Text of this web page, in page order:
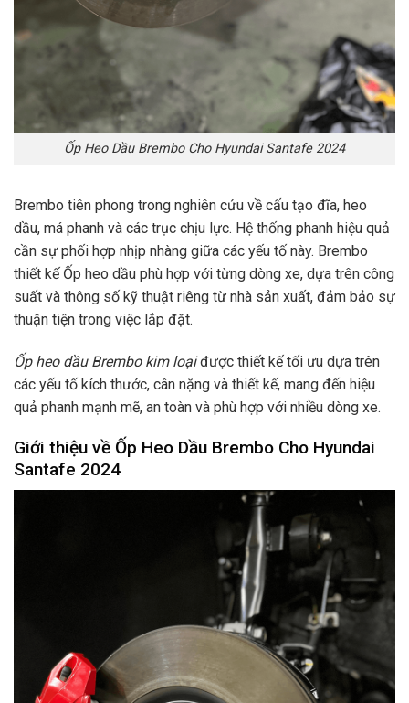
Ốp Heo Dầu Brembo Cho Hyundai Santafe 2024
Brembo tiên phong trong nghiên cứu về cấu tạo đĩa, heo
dầu, má phanh và các trục chịu lực. Hệ thống phanh hiệu quả
cần sự phối hợp nhịp nhàng giữa các yếu tố này. Brembo
thiết kế Ốp heo dầu phù hợp với từng dòng xe, dựa trên công
suất và thông số kỹ thuật riêng từ nhà sản xuất, đảm bảo sự
thuận tiện trong việc lắp đặt.
Ốp heo dầu Brembo kim loạiđược thiết kế tối ưu dựa trên
các yếu tố kích thước, cân nặng và thiết kế, mang đến hiệu
quả phanh mạnh mẽ, an toàn và phù hợp với nhiều dòng xe.
Giới thiệu về Ốp Heo Dầu Brembo Cho Hyundai
Santafe 2024